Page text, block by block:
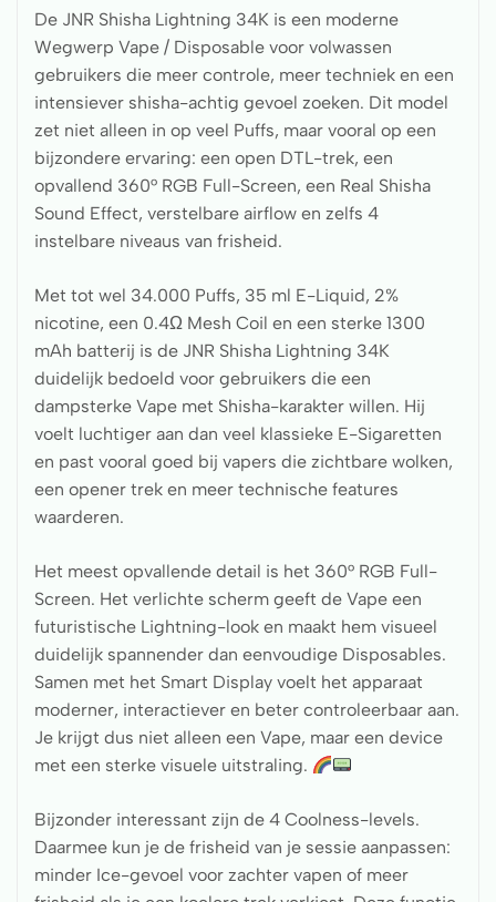
De JNR Shisha Lightning 34K is een moderne
Wegwerp Vape / Disposable voor volwassen
gebruikers die meer controle, meer techniek en een
intensiever shisha-achtig gevoel zoeken. Dit model
zet niet alleen in op veel Puffs, maar vooral op een
bijzondere ervaring: een open DTL-trek, een
opvallend 360° RGB Full-Screen, een Real Shisha
Sound Effect, verstelbare airflow en zelfs 4
instelbare niveaus van frisheid.
Met tot wel 34.000 Puffs, 35 ml E-Liquid, 2%
nicotine, een 0.4Ω Mesh Coil en een sterke 1300
mAh batterij is de JNR Shisha Lightning 34K
duidelijk bedoeld voor gebruikers die een
dampsterke Vape met Shisha-karakter willen. Hij
voelt luchtiger aan dan veel klassieke E-Sigaretten
en past vooral goed bij vapers die zichtbare wolken,
een opener trek en meer technische features
waarderen.
Het meest opvallende detail is het 360° RGB Full-
Screen. Het verlichte scherm geeft de Vape een
futuristische Lightning-look en maakt hem visueel
duidelijk spannender dan eenvoudige Disposables.
Samen met het Smart Display voelt het apparaat
moderner, interactiever en beter controleerbaar aan.
Je krijgt dus niet alleen een Vape, maar een device
met een sterke visuele uitstraling.
Bijzonder interessant zijn de 4 Coolness-levels.
Daarmee kun je de frisheid van je sessie aanpassen:
minder Ice-gevoel voor zachter vapen of meer